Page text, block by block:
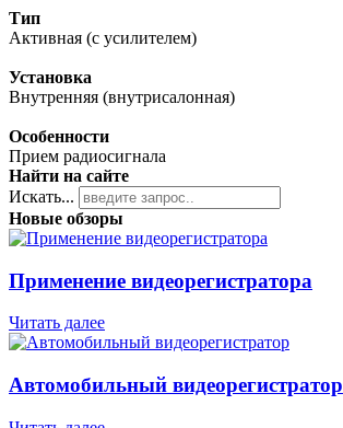
Тип
Активная (с усилителем)
Установка
Внутренняя (внутрисалонная)
Особенности
Прием радиосигнала
Найти на сайте
Искать...
Новые обзоры
Применение видеорегистратора
Читать далее
Автомобильный видеорегистратор